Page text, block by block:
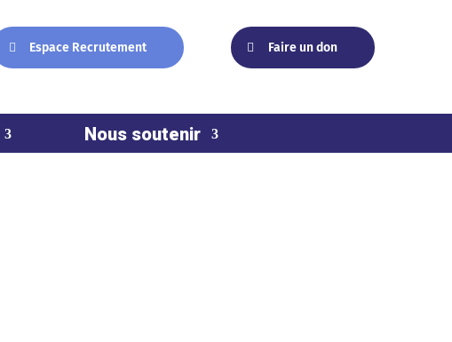
Espace Recrutement Faire un don
Nous soutenir